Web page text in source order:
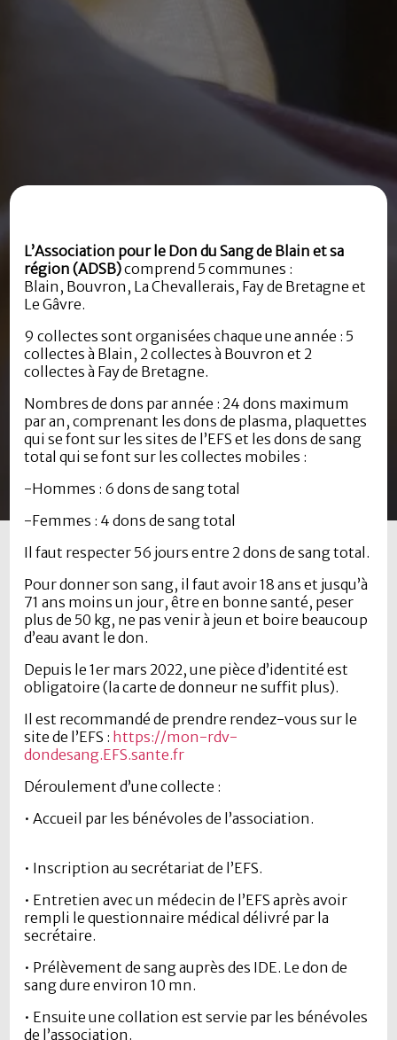
L’Association pour le Don du Sang de Blain et sa
région (ADSB)comprend 5 communes :
Blain, Bouvron, La Chevallerais, Fay de Bretagne et
Le Gâvre.
9 collectes sont organisées chaque une année : 5
collectes à Blain, 2 collectes à Bouvron et 2
collectes à Fay de Bretagne.
Nombres de dons par année : 24 dons maximum
par an, comprenant les dons de plasma, plaquettes
qui se font sur les sites de l’EFS et les dons de sang
total qui se font sur les collectes mobiles :
-Hommes : 6 dons de sang total
-Femmes : 4 dons de sang total
Il faut respecter 56 jours entre 2 dons de sang total.
Pour donner son sang, il faut avoir 18 ans et jusqu’à
71 ans moins un jour, être en bonne santé, peser
plus de 50 kg, ne pas venir à jeun et boire beaucoup
d’eau avant le don.
Depuis le 1er mars 2022, une pièce d’identité est
obligatoire (la carte de donneur ne suffit plus).
Il est recommandé de prendre rendez-vous sur le
site de l’EFS : https://mon-rdv-
dondesang.EFS.sante.fr
Déroulement d’une collecte :
• Accueil par les bénévoles de l’association.
• Inscription au secrétariat de l’EFS.
• Entretien avec un médecin de l’EFS après avoir
rempli le questionnaire médical délivré par la
secrétaire.
• Prélèvement de sang auprès des IDE. Le don de
sang dure environ 10 mn.
• Ensuite une collation est servie par les bénévoles
de l’association.